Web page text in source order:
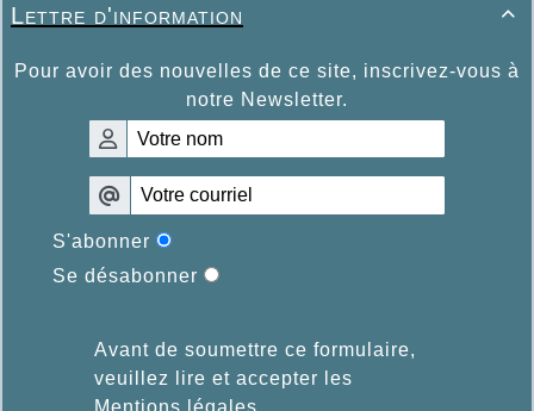

Lettre d'information
Pour avoir des nouvelles de ce site, inscrivez-vous à
notre Newsletter.
S'abonner
Se désabonner
Avant de soumettre ce formulaire,
veuillez lire et accepter les
Mentions légales